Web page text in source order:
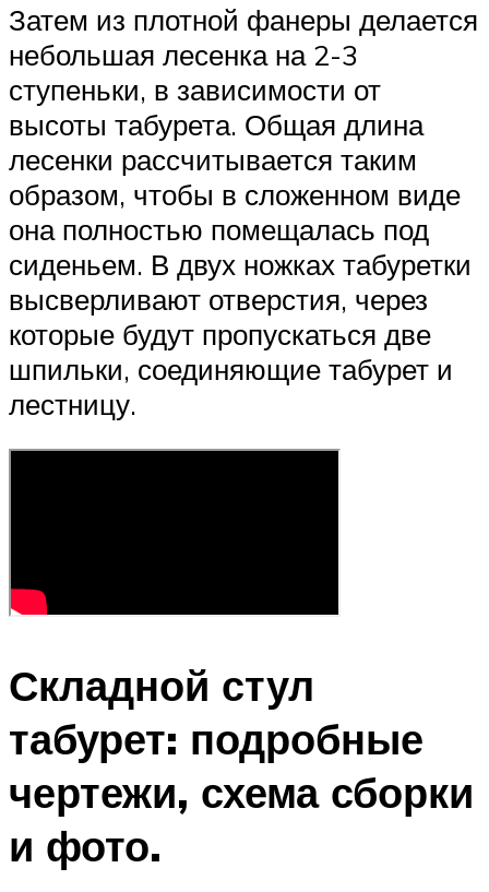
Затем из плотной фанеры делается
небольшая лесенка на 2-3
ступеньки, в зависимости от
высоты табурета. Общая длина
лесенки рассчитывается таким
образом, чтобы в сложенном виде
она полностью помещалась под
сиденьем. В двух ножках табуретки
высверливают отверстия, через
которые будут пропускаться две
шпильки, соединяющие табурет и
лестницу.
Складной стул
табурет: подробные
чертежи, схема сборки
и фото.